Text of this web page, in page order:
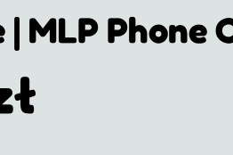
| MLP Phone